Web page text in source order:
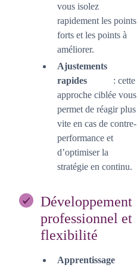
vous isolez
rapidement les points
forts et les points à
améliorer.
Ajustements
rapides
: cette
approche ciblée vous
permet de réagir plus
vite en cas de contre-
performance et
d’optimiser la
stratégie en continu.
Développement
professionnel et
flexibilité
Apprentissage